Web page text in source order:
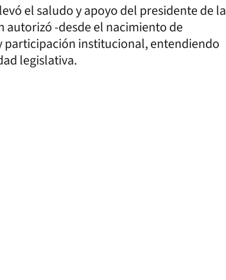
el saludo y apoyo del presidente de la
autorizó -desde el nacimiento de
participación institucional, entendiendo
legislativa.